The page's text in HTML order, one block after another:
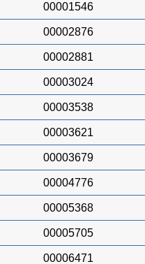
00001546
00002876
00002881
00003024
00003538
00003621
00003679
00004776
00005368
00005705
00006471